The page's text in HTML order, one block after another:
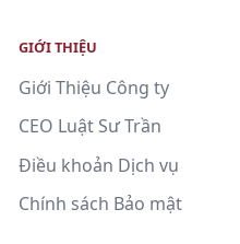
GIỚI THIỆU
Giới Thiệu Công ty
CEO Luật Sư Trần
Điều khoản Dịch vụ
Chính sách Bảo mật